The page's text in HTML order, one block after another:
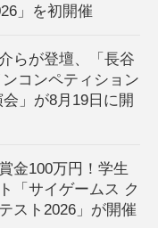
」を初開催
らが登壇、「長谷
コンペティション
」が8月19日に開
金100万円！学生
「サイゲームス ク
スト2026」が開催